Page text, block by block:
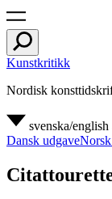
Kunstkritikk
Nordisk
svenska/english
Dansk udgave